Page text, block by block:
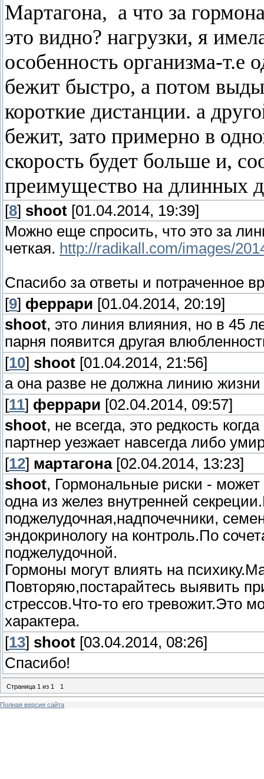
Мартагона, а что за
это видно? нагрузки, я
особенность организма-т.е
бежит быстро, а потом
короткие дистанции. а
бежит, зато примерно в
скорость будет больше и,
преимущество на длинных
[8] shoot [01.04.2014, 19:39]
Можно еще спросить, что это за
четкая. http://radikall.com/images/
Спасибо за ответы и потраченное
[9] феррари [01.04.2014, 20:19]
shoot, это линия влияния, но в 45
парня появится другая
[10] shoot [01.04.2014, 21:56]
а она разве не должна линию жизни
[11] феррари [02.04.2014, 09:57]
shoot, не всегда, это редкость
партнер уезжает навсегда либо
[12] мартагона[02.04.2014, 13:23]
shoot, Гормональные риски -
одна из желез внутренней
поджелудочная,надпочечники,
эндокринологу на контроль.По
поджелудочной.
Гормоны могут влиять на
Повторяю,постарайтесь выявить
стрессов.Что-то его тревожит.Это
характера.
[13] shoot [03.04.2014, 08:26]
Спасибо!
Страница 1 из 1 1
Полная версия сайта